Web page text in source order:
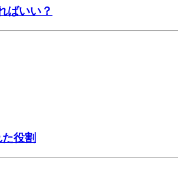
ばいい？
役割